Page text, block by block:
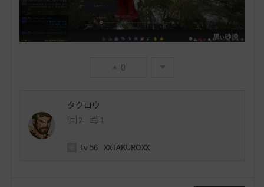
0
タクロウ
2 1
Lv 56 XXTAKUROXX